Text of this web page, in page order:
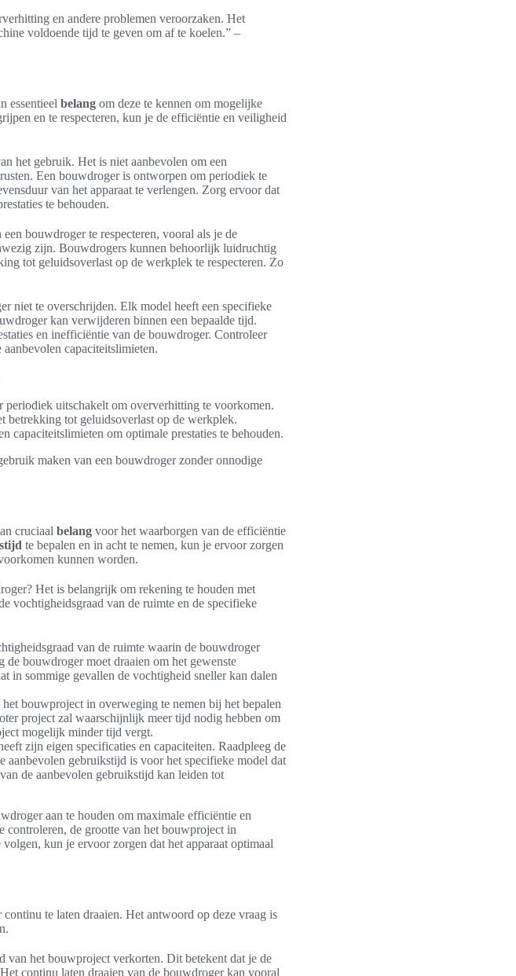
en andere problemen veroorzaken. Het
voldoende tijd te geven om af te koelen.” –
essentieel belang om deze te kennen om mogelijke
en te respecteren, kun je de efficiëntie en veiligheid
het gebruik. Het is niet aanbevolen om een
Een bouwdroger is ontworpen om periodiek te
van het apparaat te verlengen. Zorg ervoor dat
te behouden.
bouwdroger te respecteren, vooral als je de
zijn. Bouwdrogers kunnen behoorlijk luidruchtig
tot geluidsoverlast op de werkplek te respecteren. Zo
niet te overschrijden. Elk model heeft een specifieke
kan verwijderen binnen een bepaalde tijd.
en inefficiëntie van de bouwdroger. Controleer
capaciteitslimieten.
periodiek uitschakelt om oververhitting te voorkomen.
betrekking tot geluidsoverlast op de werkplek.
capaciteitslimieten om optimale prestaties te behouden.
maken van een bouwdroger zonder onnodige
cruciaal belang voor het waarborgen van de efficiëntie
te bepalen en in acht te nemen, kun je ervoor zorgen
kunnen worden.
Het is belangrijk om rekening te houden met
vochtigheidsgraad van de ruimte en de specifieke
van de ruimte waarin de bouwdroger
bouwdroger moet draaien om het gewenste
in sommige gevallen de vochtigheid sneller kan dalen
bouwproject in overweging te nemen bij het bepalen
project zal waarschijnlijk meer tijd nodig hebben om
mogelijk minder tijd vergt.
zijn eigen specificaties en capaciteiten. Raadpleeg de
aanbevolen gebruikstijd is voor het specifieke model dat
de aanbevolen gebruikstijd kan leiden tot
aan te houden om maximale efficiëntie en
controleren, de grootte van het bouwproject in
kun je ervoor zorgen dat het apparaat optimaal
te laten draaien. Het antwoord op deze vraag is
het bouwproject verkorten. Dit betekent dat je de
continu laten draaien van de bouwdroger kan vooral